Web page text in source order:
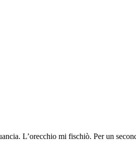
L’orecchio mi fischiò. Per un